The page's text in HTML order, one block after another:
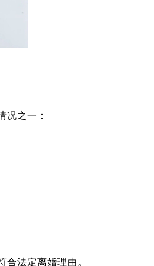
况之一：
法定离婚理由。